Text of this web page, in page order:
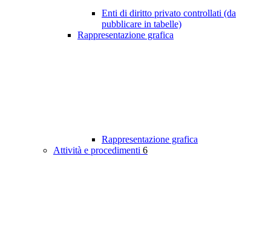
Enti di diritto privato controllati (da
pubblicare in tabelle)
Rappresentazione grafica
Rappresentazione grafica
Attività e procedimenti 6